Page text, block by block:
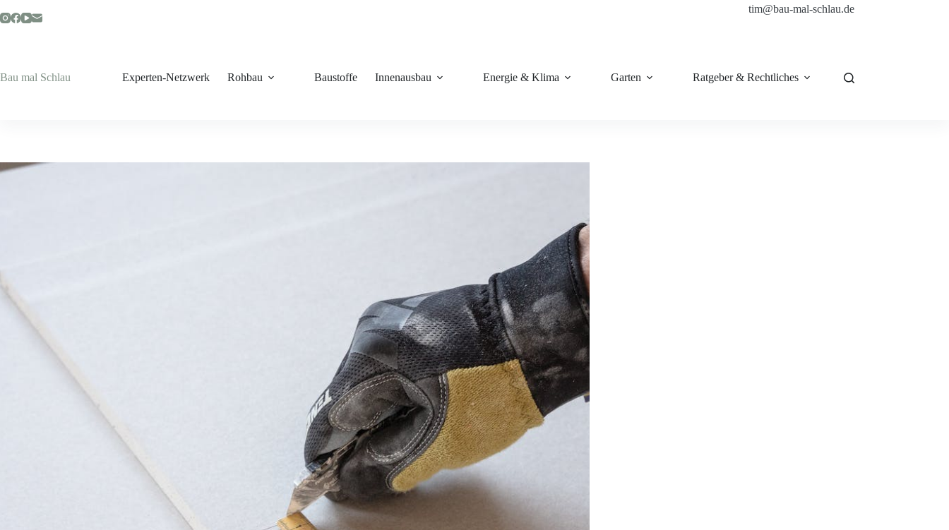
Inhalt
tim@bau-mal-schlau.de
Bau mal Schlau Experten-Netzwerk Rohbau Baustoffe Innenausbau Energie & Klima Garten Ratgeber & Rechtliches Shop